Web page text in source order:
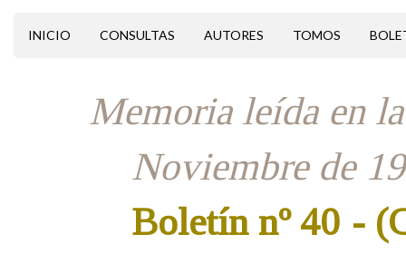
INICIO CONSULTAS AUTORES TOMOS
Memoria leída en
Noviembre de
Boletín nº 40 -